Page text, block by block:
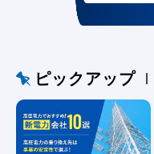
ピックアップ